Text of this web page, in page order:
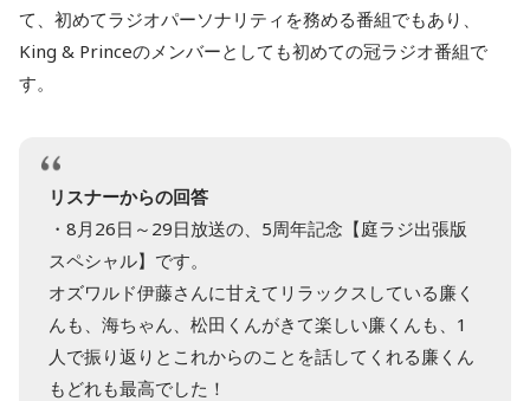
て、初めてラジオパーソナリティを務める番組でもあり、
King & Princeのメンバーとしても初めての冠ラジオ番組で
す。
リスナーからの回答
・8月26日～29日放送の、5周年記念【庭ラジ出張版
スペシャル】です。
オズワルド伊藤さんに甘えてリラックスしている廉く
んも、海ちゃん、松田くんがきて楽しい廉くんも、1
人で振り返りとこれからのことを話してくれる廉くん
もどれも最高でした！